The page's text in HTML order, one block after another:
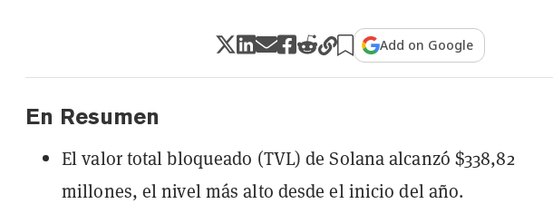
Add on Google
En Resumen
El valor total bloqueado (TVL) de Solana alcanzó $338,82
millones, el nivel más alto desde el inicio del año.